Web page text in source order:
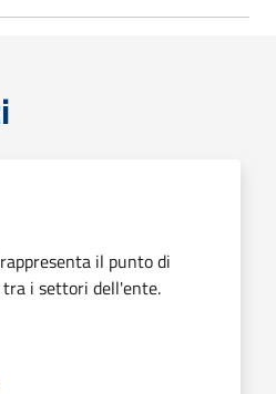
il punto di
tra i settori dell'ente.